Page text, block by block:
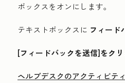
ボックスをオンにします。
テキストボックスに フィード
[フィードバックを送信]をク
ヘルプデスクのアクティビテ